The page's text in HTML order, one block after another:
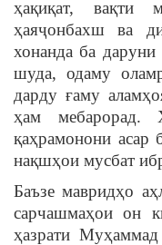
ҳақиқат, вақти
ҳаяҷонбахш ва
хонанда ба даруни
шуда, одаму
дарду ғаму
ҳам мебарорад.
қаҳрамонони асар
нақшҳои мусбат
Баъзе мавридҳо
сарчашмаҳои он
ҳазрати Муҳаммад